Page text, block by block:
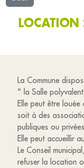
LOCATION
La Commune
" la Salle
Elle peut être
soit à des
publiques ou
Elle peut accueillir
Le Conseil
refuser la location